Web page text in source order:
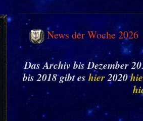
News der Woche 2026
Das Archiv bis Dezember
bis 2018 gibt es hier2020